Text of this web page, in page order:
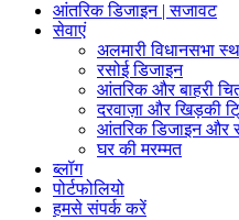
आंतरिक डिजाइन | सजावट
सेवाएं
अलमारी विधानसभा
रसोई डिजाइन
आंतरिक और बाहरी
दरवाज़ा और खिड़की
आंतरिक डिजाइन और
घर की मरम्मत
ब्लॉग
पोर्टफोलियो
हमसे संपर्क करें